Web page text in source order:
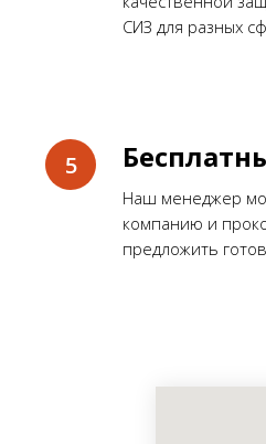
СИЗ для разных
Наш менеджер
компанию и
предложить